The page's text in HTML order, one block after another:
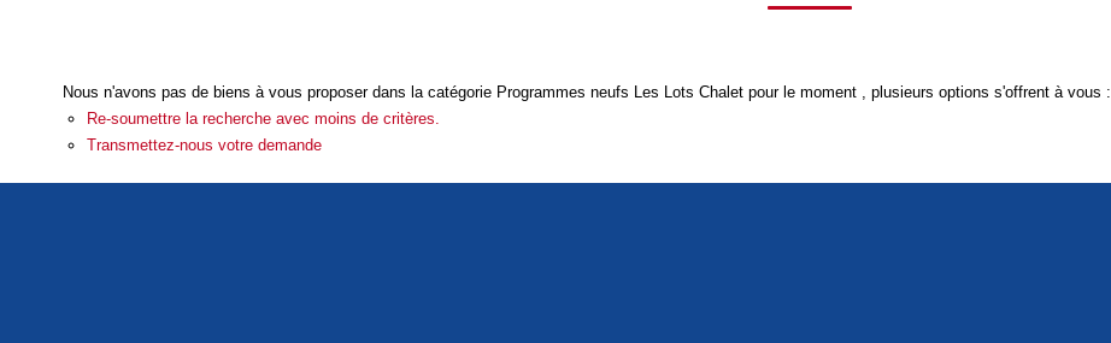
Nous n'avons pas de biens à vous proposer dans la catégorie Programmes neufs Les Lots Chalet pour le moment , plusieurs options s'offrent à vous :
Re-soumettre la recherche avec moins de critères.
Transmettez-nous votre demande